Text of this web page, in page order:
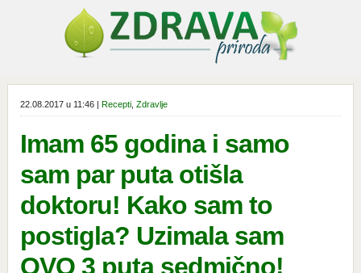
22.08.2017 u 11:46 | Recepti, Zdravlje
Imam 65 godina i samo
sam par puta otišla
doktoru! Kako sam to
postigla? Uzimala sam
OVO 3 puta sedmično!